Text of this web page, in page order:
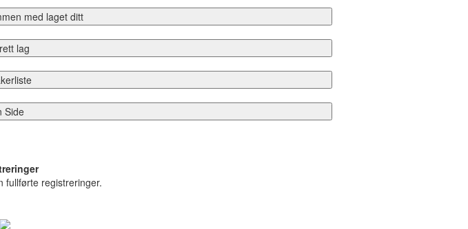
med laget ditt
lag
Side
fullførte registreringer.